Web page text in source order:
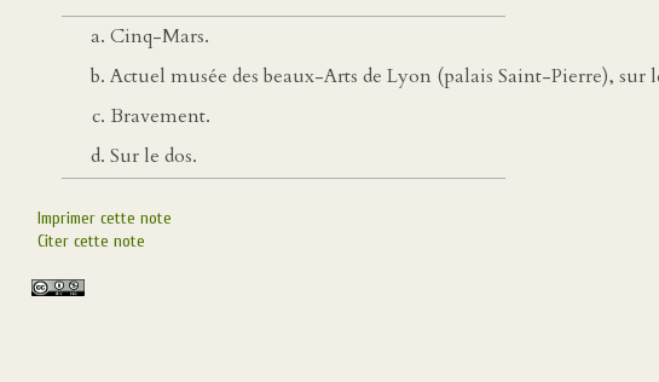
Cinq-Mars.
Actuel musée des beaux-Arts de Lyon (palais Saint-Pierre), sur
Bravement.
Sur le dos.
Imprimer cette note
Citer cette note